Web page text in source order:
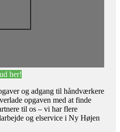
her!
og adgang til håndværkere
opgaven med at finde
til os – vi har flere
og elservice i Ny Højen